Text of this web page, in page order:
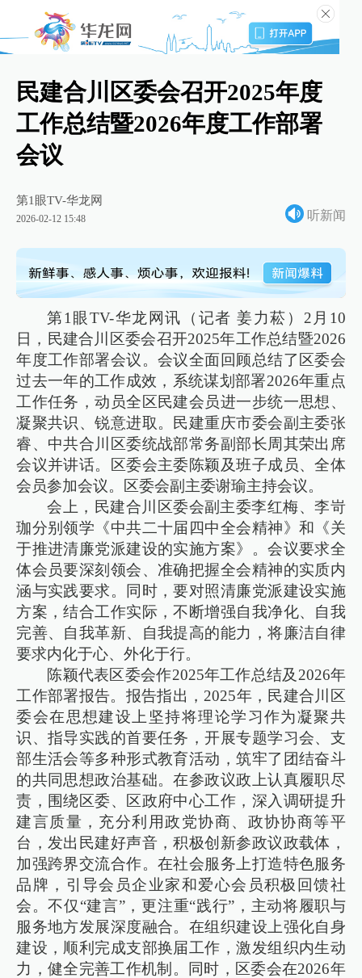
民建合川区委会召开2025年度
工作总结暨2026年度工作部署
会议
第1眼TV-华龙网
2026-02-12 15:48 听新闻
第1眼TV-华龙网讯（记者 姜力菘）2月10
日，民建合川区委会召开2025年工作总结暨2026
年度工作部署会议。会议全面回顾总结了区委会
过去一年的工作成效，系统谋划部署2026年重点
工作任务，动员全区民建会员进一步统一思想、
凝聚共识、锐意进取。民建重庆市委会副主委张
睿、中共合川区委统战部常务副部长周其荣出席
会议并讲话。区委会主委陈颖及班子成员、全体
会员参加会议。区委会副主委谢瑜主持会议。
会上，民建合川区委会副主委李红梅、李岢
珈分别领学《中共二十届四中全会精神》和《关
于推进清廉党派建设的实施方案》。会议要求全
体会员要深刻领会、准确把握全会精神的实质内
涵与实践要求。同时，要对照清廉党派建设实施
方案，结合工作实际，不断增强自我净化、自我
完善、自我革新、自我提高的能力，将廉洁自律
要求内化于心、外化于行。
陈颖代表区委会作2025年工作总结及2026年
工作部署报告。报告指出，2025年，民建合川区
委会在思想建设上坚持将理论学习作为凝聚共
识、指导实践的首要任务，开展专题学习会、支
部生活会等多种形式教育活动，筑牢了团结奋斗
的共同思想政治基础。在参政议政上认真履职尽
责，围绕区委、区政府中心工作，深入调研提升
建言质量，充分利用政党协商、政协协商等平
台，发出民建好声音，积极创新参政议政载体，
加强跨界交流合作。在社会服务上打造特色服务
品牌，引导会员企业家和爱心会员积极回馈社
会。不仅“建言”，更注重“践行”，主动将履职与
服务地方发展深度融合。在组织建设上强化自身
建设，顺利完成支部换届工作，激发组织内生动
力，健全完善工作机制。同时，区委会在2026年